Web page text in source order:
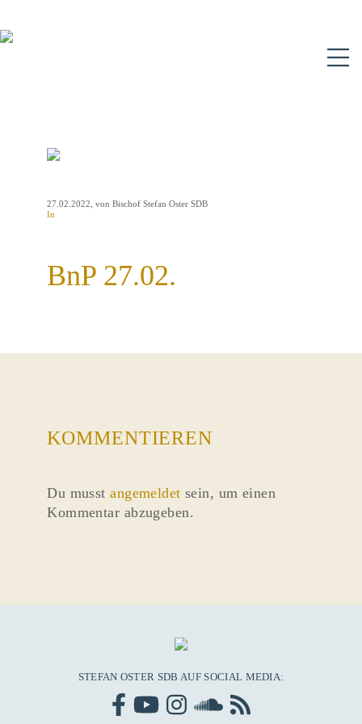
27.02.2022 , von Bischof Stefan Oster SDB
In
BnP 27.02.
KOMMENTIEREN
Du musstangemeldet sein, um einen
Kommentar abzugeben.
STEFAN OSTER SDB AUF SOCIAL MEDIA: